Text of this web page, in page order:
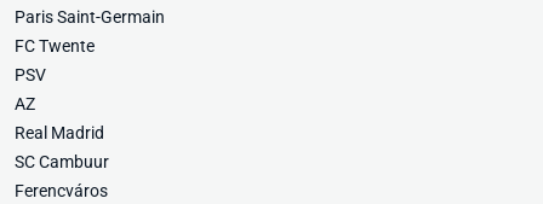
Paris Saint-Germain
FC Twente
PSV
AZ
Real Madrid
SC Cambuur
Ferencváros